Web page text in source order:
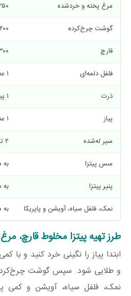
مرغ پخته و خردشده
۲۵۰
گوشت چرخ‌کرده
۲۰۰ گرم
قارچ
۳۰۰ تا
فلفل دلمه‌ای
۱ عدد
ذرت
۱ پیمانه
پیاز
۱ عدد متوسط
سیر له‌شده
۲ تا ۳ حبه
سس پیتزا
به
پنیر پیتزا
به
نمک، فلفل سیاه، آویشن و پاپریکا
به
طرز تهیه پیتزا مخلوط قارچ،
ابتدا پیاز را نگینی خرد کنید و
و طلایی شود. سپس گوشت چرخ‌کرده
نمک، فلفل سیاه، آویشن و کمی